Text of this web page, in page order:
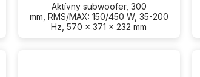
Aktívny subwoofer, 300
mm, RMS/MAX: 150/450 W, 35-200
Hz, 570 x 371 x 232 mm